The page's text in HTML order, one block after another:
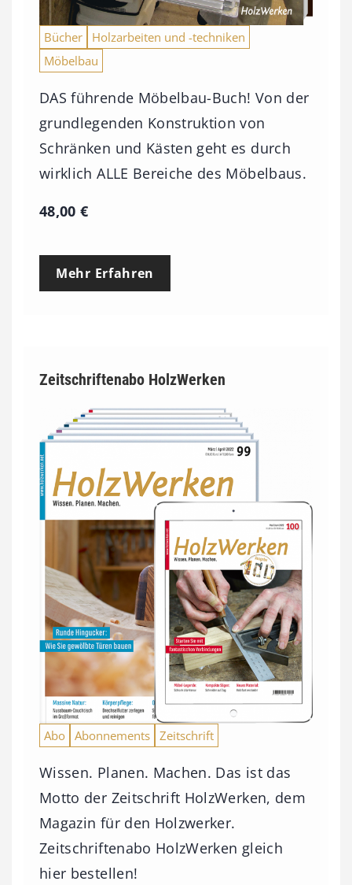
Bücher
Holzarbeiten und -techniken
Möbelbau
DAS führende Möbelbau-Buch! Von der
grundlegenden Konstruktion von
Schränken und Kästen geht es durch
wirklich ALLE Bereiche des Möbelbaus.
48,00€
Mehr Erfahren
Zeitschriftenabo HolzWerken
Abo Abonnements Zeitschrift
Wissen. Planen. Machen. Das ist das
Motto der Zeitschrift HolzWerken, dem
Magazin für den Holzwerker.
Zeitschriftenabo HolzWerken gleich
hier bestellen!